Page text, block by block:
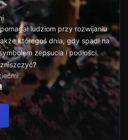
ludziom przy rozwijaniu
któregoś dnia, gdy spadł na
zepsucia i podłości.